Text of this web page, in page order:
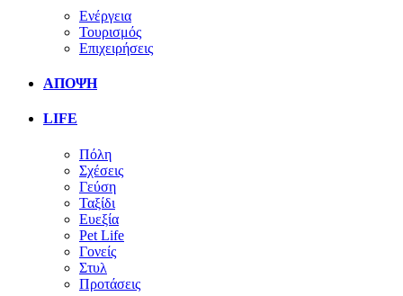
Ενέργεια
Τουρισμός
Επιχειρήσεις
ΑΠΟΨΗ
LIFE
Πόλη
Σχέσεις
Γεύση
Ταξίδι
Ευεξία
Pet Life
Γονείς
Στυλ
Προτάσεις